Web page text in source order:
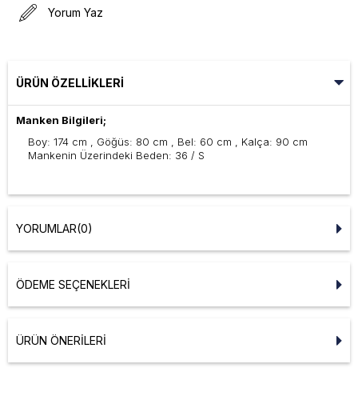
Yorum Yaz
ÜRÜN ÖZELLIKLERI
Manken Bilgileri;
Boy: 174 cm , Göğüs: 80 cm , Bel: 60 cm , Kalça: 90 cm
Mankenin Üzerindeki Beden: 36 / S
YORUMLAR(0)
ÖDEME SEÇENEKLERI
ÜRÜN ÖNERILERI